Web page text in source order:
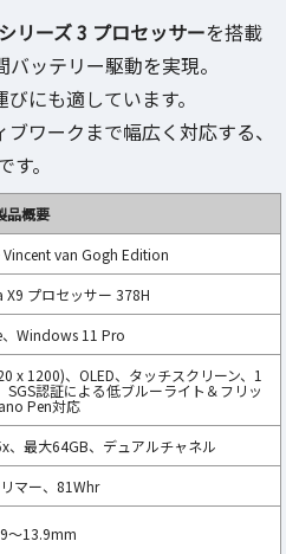
リーズ 3 プロセッサーを搭載
ッテリー駆動を実現。
にも適しています。
ワークまで幅広く対応する、
。
品概要
Vincent van Gogh Edition
X9 プロセッサー 378H
Windows 11 Pro
x 1200)、OLED、タッチスクリーン、1
SGS認証による低ブルーライト＆フリッ
Pen対応
、最大64GB、デュアルチャネル
マー、81Whr
13.9mm